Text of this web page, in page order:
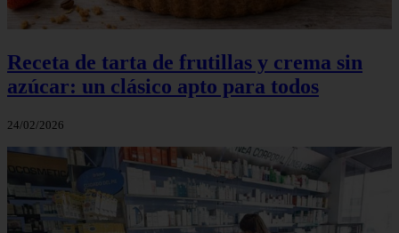
Receta de tarta de frutillas y crema sin
azúcar: un clásico apto para todos
24/02/2026